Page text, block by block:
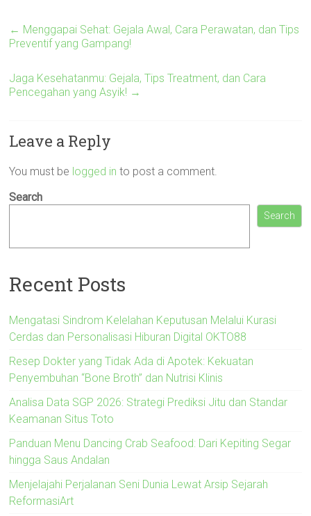
← Menggapai Sehat: Gejala Awal, Cara Perawatan, dan Tips
Preventif yang Gampang!
Jaga Kesehatanmu: Gejala, Tips Treatment, dan Cara
Pencegahan yang Asyik! →
Leave a Reply
You must be logged in to post a comment.
Search
Search
Recent Posts
Mengatasi Sindrom Kelelahan Keputusan Melalui Kurasi
Cerdas dan Personalisasi Hiburan Digital OKTO88
Resep Dokter yang Tidak Ada di Apotek: Kekuatan
Penyembuhan “Bone Broth” dan Nutrisi Klinis
Analisa Data SGP 2026: Strategi Prediksi Jitu dan Standar
Keamanan Situs Toto
Panduan Menu Dancing Crab Seafood: Dari Kepiting Segar
hingga Saus Andalan
Menjelajahi Perjalanan Seni Dunia Lewat Arsip Sejarah
ReformasiArt